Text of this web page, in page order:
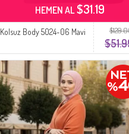
Kolsuz Body 5024-06 Mavi
HEMEN AL$31.19